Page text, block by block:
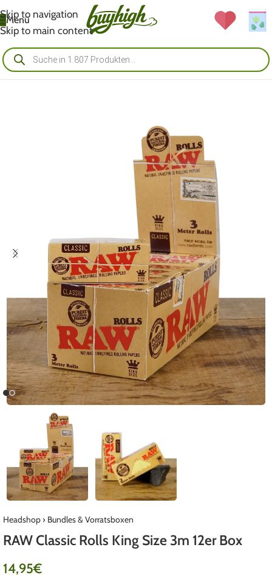
Skip to navigation
Skip to main content
Menü
Headshop› Bundles & Vorratsboxen
RAW Classic Rolls King Size 3m 12er Box
14,95€